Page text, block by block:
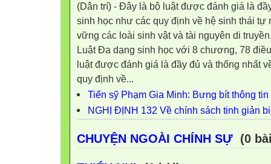
(Dân trí) - Đây là bộ luật được đánh giá là
sinh học như các quy định về hệ sinh thái tự
vững các loài sinh vật và tài nguyên di
Luật Đa dạng sinh học với 8 chương, 78
luật được đánh giá là đầy đủ và thống nhất
quy định về...
Tiến sỹ Phạm Gia Minh: Bưng bít thông tin
NGHỊ ĐỊNH 132 Về chính sách tinh giản
CHUYỆN NGOÀI CHÍNH SỰ (0